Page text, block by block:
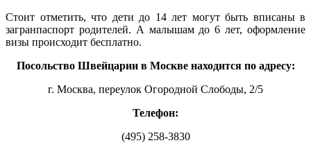
Стоит отметить, что дети до 14 лет могут быть вписаны в
загранпаспорт родителей. А малышам до 6 лет, оформление
визы происходит бесплатно.
Посольство Швейцарии в Москве находится по адресу:
г. Москва, переулок Огородной Слободы, 2/5
Телефон:
(495) 258-3830